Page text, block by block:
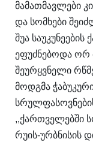
მამათმავლები
და სომხები
შუა
ეფუძნებოდა ორ
შეურყვნელი
მოდგმა
,,ქართველებში
რუის-ურბნისის